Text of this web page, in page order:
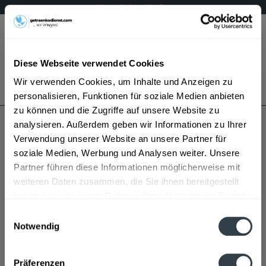
Diese Webseite verwendet Cookies
Wir verwenden Cookies, um Inhalte und Anzeigen zu
personalisieren, Funktionen für soziale Medien anbieten
zu können und die Zugriffe auf unsere Website zu
analysieren. Außerdem geben wir Informationen zu Ihrer
Verwendung unserer Website an unsere Partner für
soziale Medien, Werbung und Analysen weiter. Unsere
Partner führen diese Informationen möglicherweise mit
weiteren Daten zusammen, die Sie ihnen bereitgestellt
Notwendig
Präferenzen
Mo – Fr 9 – 17 Uhr
Menü
Bestellung widerrufen
Es gilt unsere Datenschutzerklärung
Alter Dessauer
Alter Dessauer wird in den folgenden Regionen,
Städten, Orten und Postleitzahl-Gebieten geliefert